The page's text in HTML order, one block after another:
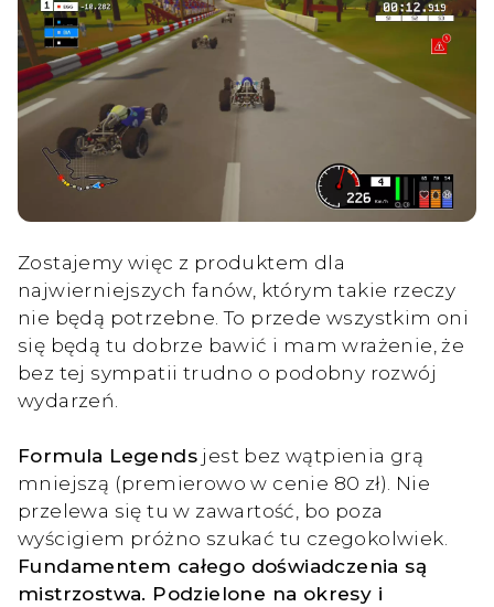
Zostajemy więc z produktem dla
najwierniejszych fanów, którym takie rzeczy
nie będą potrzebne. To przede wszystkim oni
się będą tu dobrze bawić i mam wrażenie, że
bez tej sympatii trudno o podobny rozwój
wydarzeń.
Formula Legends jest bez wątpienia grą
mniejszą (premierowo w cenie 80 zł). Nie
przelewa się tu w zawartość, bo poza
wyścigiem próżno szukać tu czegokolwiek.
Fundamentem całego doświadczenia są
mistrzostwa. Podzielone na okresy i